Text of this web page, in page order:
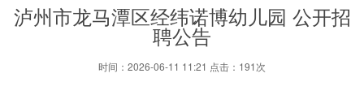
泸州市龙马潭区经纬诺博幼儿园 公开招
聘公告
时间：2026-06-11 11:21 点击：191次